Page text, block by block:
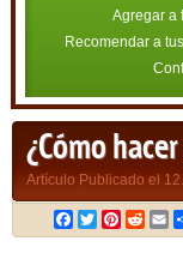
Agregar a
Recomendar a
¿Cómo
Artículo Publicado el
Facebook
TwitterPinterest